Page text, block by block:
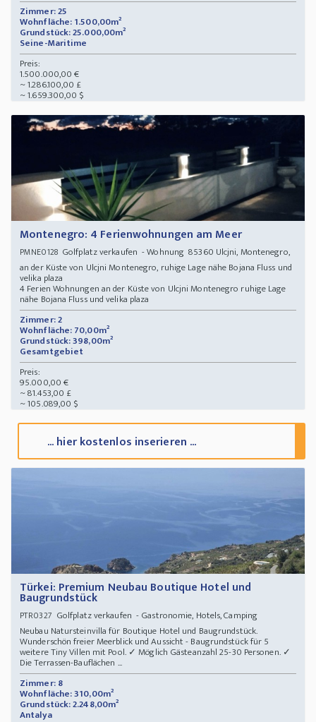
Zimmer: 25
Wohnfläche: 1.500,00m²
Grundstück: 25.000,00m²
Seine-Maritime
Preis:
1.500.000,00 €
~ 1.286.100,00 £
~ 1.659.300,00 $
Montenegro: 4 Ferienwohnungen am Meer
PMNE0128Golfplatz verkaufen - Wohnung 85360 Ulcjni, Montenegro,
an der Küste von Ulcjni Montenegro, ruhige Lage nähe Bojana Fluss und
velika plaza
4 Ferien Wohnungen an der Küste von Ulcjni Montenegro ruhige Lage
nähe Bojana Fluss und velika plaza
Zimmer: 2
Wohnfläche: 70,00m²
Grundstück: 398,00m²
Gesamtgebiet
Preis:
95.000,00 €
~ 81.453,00 £
~ 105.089,00 $
... hier kostenlos inserieren ...
Türkei: Premium Neubau Boutique Hotel und
Baugrundstück
PTR0327 Golfplatz verkaufen - Gastronomie, Hotels, Camping
Neubau Natursteinvilla für Boutique Hotel und Baugrundstück.
Wunderschön freier Meerblick und Aussicht - Baugrundstück für 5
weitere Tiny Villen mit Pool. ✓ Möglich Gästeanzahl 25-30 Personen. ✓
Die Terrassen-Bauflächen ...
Zimmer: 8
Wohnfläche: 310,00m²
Grundstück: 2.248,00m²
Antalya